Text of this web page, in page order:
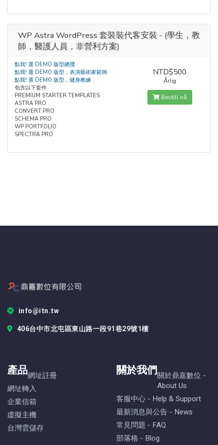
WP Astra WordPress 套裝裝代客安裝 - (學生，教
師，醫護人員，非營利方案)
點我! 選 DEMO 版型總攬
點我! 選 DEMO 版型，表演藝術家範例
點我! 選 DEMO 版型，健身教練
包含以下套件
PREMIUM STARTER TEMPLATES
ASTRA PRO
CONVERT PRO
SCHEMA PRO
WP PORTFOLIO
SPECTRA PRO
NTD$500
Årlig
Bestill nå
info@itn.tw
406台中市北屯區東山路一段91巷29號1樓
產品網址註冊
網址轉入
企業信箱
虛擬主機
台灣雲儲存
關於我們關於鼎嘉數位 -
About Us
客服中心 - Help & Support
最新消息與公告 - News
常見問題 - FAQ
部落格 - Blog